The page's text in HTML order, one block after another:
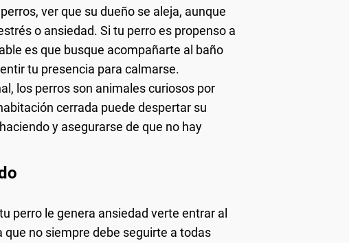
ver que su dueño se aleja, aunque
o ansiedad. Si tu perro es propenso a
es que busque acompañarte al baño
tu presencia para calmarse.
los perros son animales curiosos por
cerrada puede despertar su
y asegurarse de que no hay
perro le genera ansiedad verte entrar al
no siempre debe seguirte a todas